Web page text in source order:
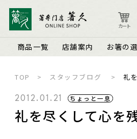
商品一覧 店舗案内 お箸の
カート
カート
TOP スタッフブログ 礼
2012.01.21 ちょっと一息
礼を尽くして心を